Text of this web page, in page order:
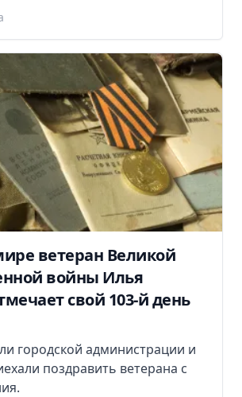
ветеран Великой
войны Илья
свой 103-й день
городской администрации и
поздравить ветерана с